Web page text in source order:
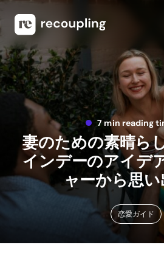
7 min reading
妻のための素晴ら
インデーのアイデ
ャーから思
恋愛ガイド